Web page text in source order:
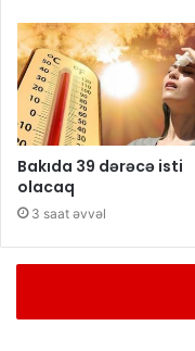
Bakıda 39 dərəcə isti
olacaq
3 saat əvvəl